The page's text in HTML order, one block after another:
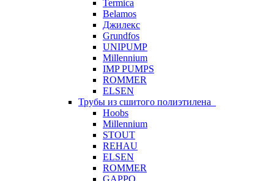
Termica
Belamos
Джилекс
Grundfos
UNIPUMP
Millennium
IMP PUMPS
ROMMER
ELSEN
Трубы из сшитого полиэтилена
Hoobs
Millennium
STOUT
REHAU
ELSEN
ROMMER
GAPPO